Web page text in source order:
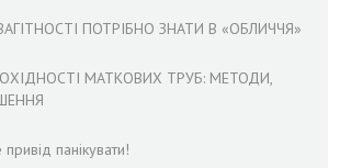
ПОТРІБНО ЗНАТИ В «ОБЛИЧЧЯ»
МАТКОВИХ ТРУБ: МЕТОДИ,
панікувати!